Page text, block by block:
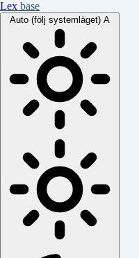
Lex base
Auto (följ systemläget) A